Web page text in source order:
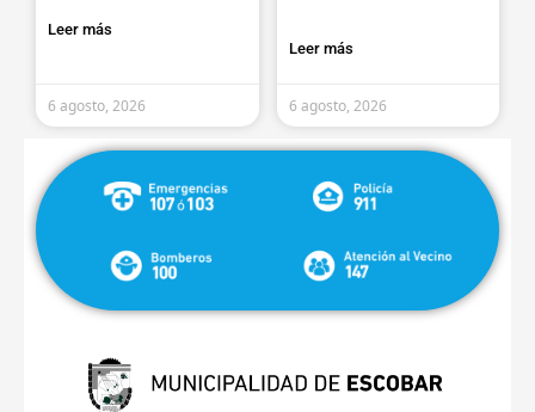
Leer más
6 agosto, 2026
Leer más
6 agosto, 2026